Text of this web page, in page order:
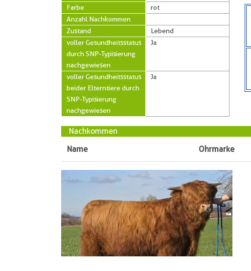
Farbe
rot
Anzahl Nachkommen
Zustand
Lebend
voller Gesundheitsstatus
durch SNP-Typisierung
nachgewiesen
Ja
voller Gesundheitsstatus
beider Elterntiere durch
SNP-Typisierung
nachgewiesen
Ja
Nachkommen
Name
Ohrmarke